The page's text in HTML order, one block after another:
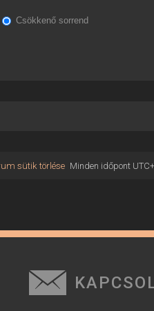
Csökkenő sorrend
Minden időpont
sütik törlése